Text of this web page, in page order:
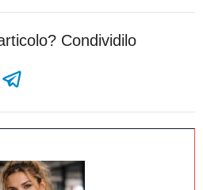
Condividilo